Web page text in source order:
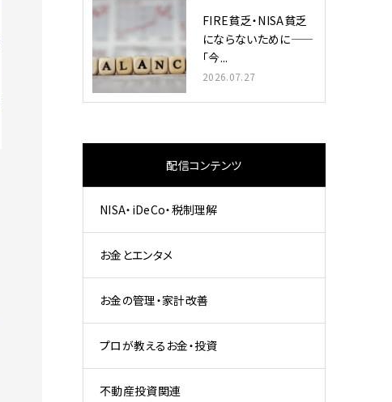
FIRE貧乏・NISA貧乏
にならないために——
「今...
2026.07.27
配信コンテンツ
NISA・iDeCo・税制理解
お金とエンタメ
お金の管理・家計改善
プロが教えるお金・投資
不動産投資関連